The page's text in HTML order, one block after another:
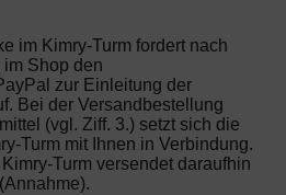
im Kimry-Turm fordert nach
Shop den
zur Einleitung der
Bei der Versandbestellung
(vgl. Ziff. 3.) setzt sich die
Turm mit Ihnen in Verbindung.
Turm versendet daraufhin